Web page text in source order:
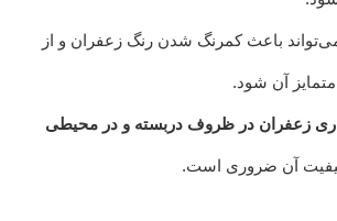
باعث کمرنگ شدن رنگ زعفران و از
آن شود.
زعفران در ظروف دربسته و در محیطی
آن ضروری است.